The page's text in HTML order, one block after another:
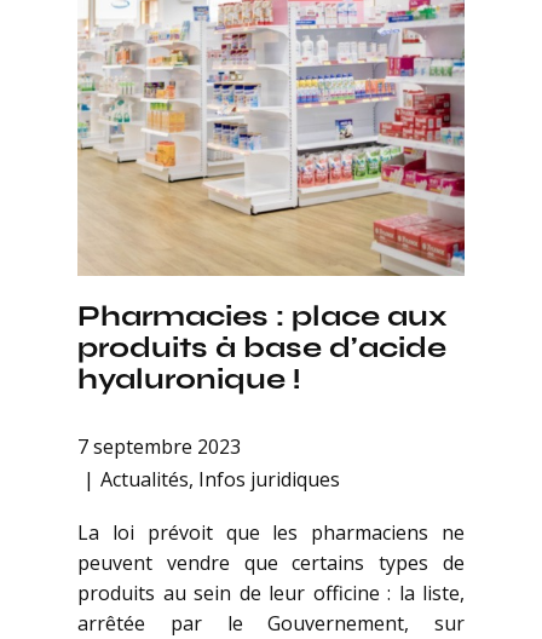
Pharmacies : place aux
produits à base d’acide
hyaluronique !
7 septembre 2023
Actualités, Infos juridiques
La loi prévoit que les pharmaciens ne
peuvent vendre que certains types de
produits au sein de leur officine : la liste,
arrêtée par le Gouvernement, sur